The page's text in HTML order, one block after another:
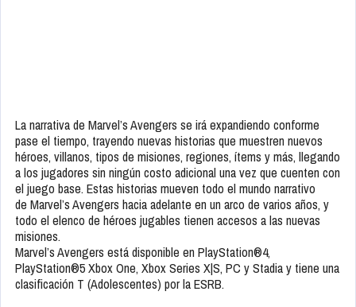
La narrativa de Marvel’s Avengers se irá expandiendo conforme
pase el tiempo, trayendo nuevas historias que muestren nuevos
héroes, villanos, tipos de misiones, regiones, ítems y más, llegando
a los jugadores sin ningún costo adicional una vez que cuenten con
el juego base. Estas historias mueven todo el mundo narrativo
de Marvel’s Avengers hacia adelante en un arco de varios años, y
todo el elenco de héroes jugables tienen accesos a las nuevas
misiones.
Marvel’s Avengers está disponible en PlayStation®4,
PlayStation®5 Xbox One, Xbox Series X|S, PC y Stadia y tiene una
clasificación T (Adolescentes) por la ESRB.